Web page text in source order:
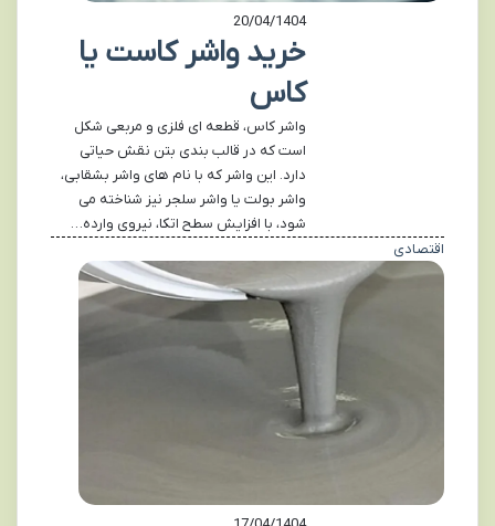
20/04/1404
خرید واشر کاست یا
کاس
واشر کاس، قطعه ای فلزی و مربعی شکل
است که در قالب بندی بتن نقش حیاتی
دارد. این واشر که با نام های واشر بشقابی،
واشر بولت یا واشر سلجر نیز شناخته می
شود، با افزایش سطح اتکا، نیروی وارده…
اقتصادی